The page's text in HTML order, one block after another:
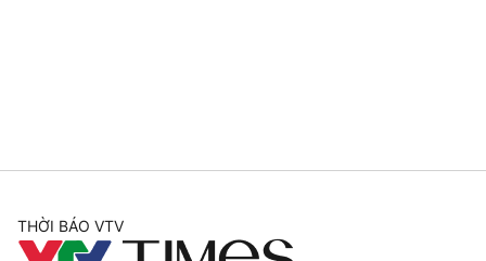
Tổng đài VTV: 024.38 355 931 - 024.38 355 932
THỜI BÁO VTV